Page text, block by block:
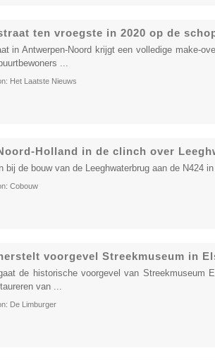
ten vroegste in 2020 op de
in Antwerpen-Noord krijgt een volledige make-
...
Het Laatste Nieuws
Holland in de clinch over
bij de bouw van de Leeghwaterbrug aan de N424
Cobouw
voorgevel Streekmuseum in
de historische voorgevel van Streekmuseum
van ...
De Limburger